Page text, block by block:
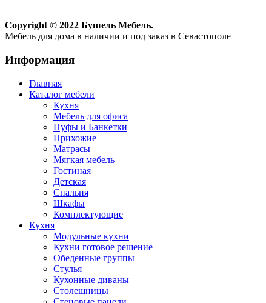
Copyright © 2022 Бушель Мебель.
Мебель для дома в наличии и под заказ в Севастополе
Информация
Главная
Каталог мебели
Кухня
Мебель для офиса
Пуфы и Банкетки
Прихожие
Матрасы
Мягкая мебель
Гостиная
Детская
Спальня
Шкафы
Комплектующие
Кухня
Модульные кухни
Кухни готовое решение
Обеденные группы
Стулья
Кухонные диваны
Столешницы